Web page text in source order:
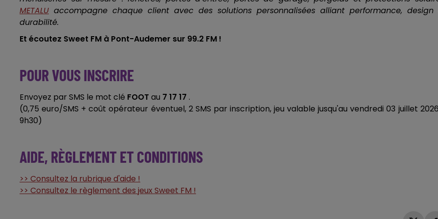
METALU accompagne chaque client avec des solutions personnalisées alliant performance, design
durabilité.
Et écoutez Sweet FM à Pont-Audemer sur 99.2 FM !
POUR VOUS INSCRIRE
Envoyez par SMS le mot clé FOOT au 7 17 17 .
(0,75 euro/SMS + coût opérateur éventuel, 2 SMS par inscription, jeu valable jusqu'au vendredi 03 juillet
9h30)
AIDE, RÈGLEMENT ET CONDITIONS
>> Consultez la rubrique d'aide !
>> Consultez le règlement des jeux Sweet FM !